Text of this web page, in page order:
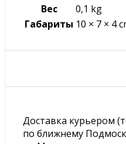
Вес
0,1 kg
Габариты 10 × 7 × 4
Доставка курьером
по ближнему